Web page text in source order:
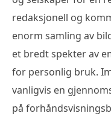
redaksjonell og
enorm samling av
et bredt spekter av
for personlig bruk.
vanligvis en
på